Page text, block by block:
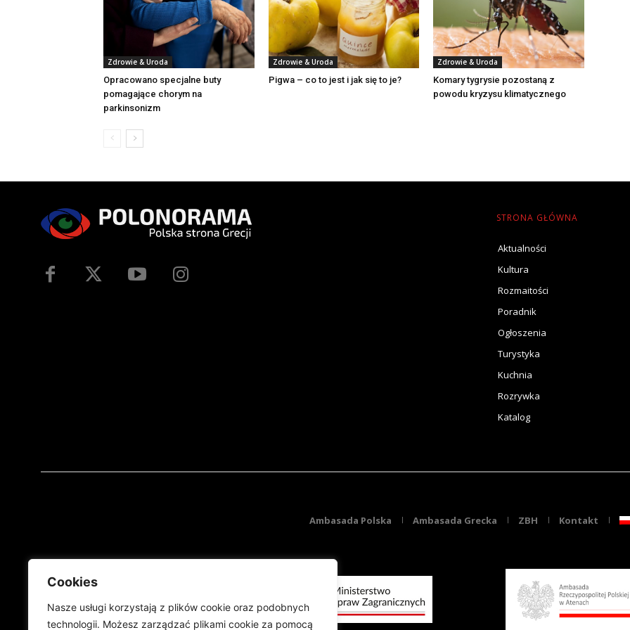
Cookies
Nasze usługi korzystają z plików cookie oraz podobnych
technologii. Możesz zarządzać plikami cookie za pomocą
Zdrowie & Uroda
Opracowano specjalne buty
pomagające chorym na
parkinsonizm
Zdrowie & Uroda
Pigwa – co to jest i jak się to je?
Zdrowie & Uroda
Komary tygrysie pozostaną z
powodu kryzysu klimatycznego
STRONA GŁÓWNA
Aktualności
Kultura
Rozmaitości
Poradnik
Ogłoszenia
Turystyka
Kuchnia
Rozrywka
Katalog
Ambasada Polska Ambasada Grecka ZBH Kontakt